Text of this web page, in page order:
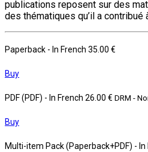
publications reposent sur des
des thématiques qu’il a contribué
Paperback - In French 35.00 €
Buy
PDF (PDF) - In French 26.00 € DRM -
Buy
Multi-item Pack (Paperback+PDF) - In